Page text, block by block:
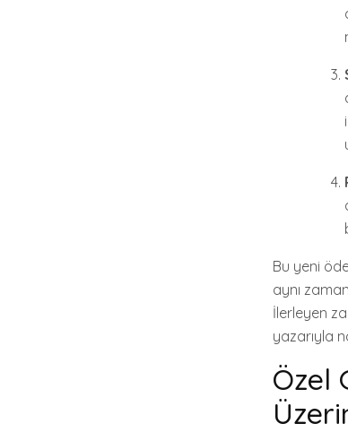
Bu yeni
aynı
İlerleyen
yazarıyla
Özel